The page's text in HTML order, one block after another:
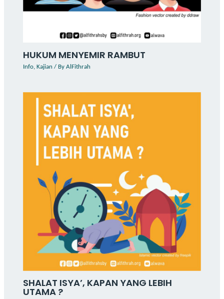
HUKUM MENYEMIR RAMBUT
Info, Kajian / By AlFithrah
SHALAT ISYA’, KAPAN YANG LEBIH
UTAMA ?